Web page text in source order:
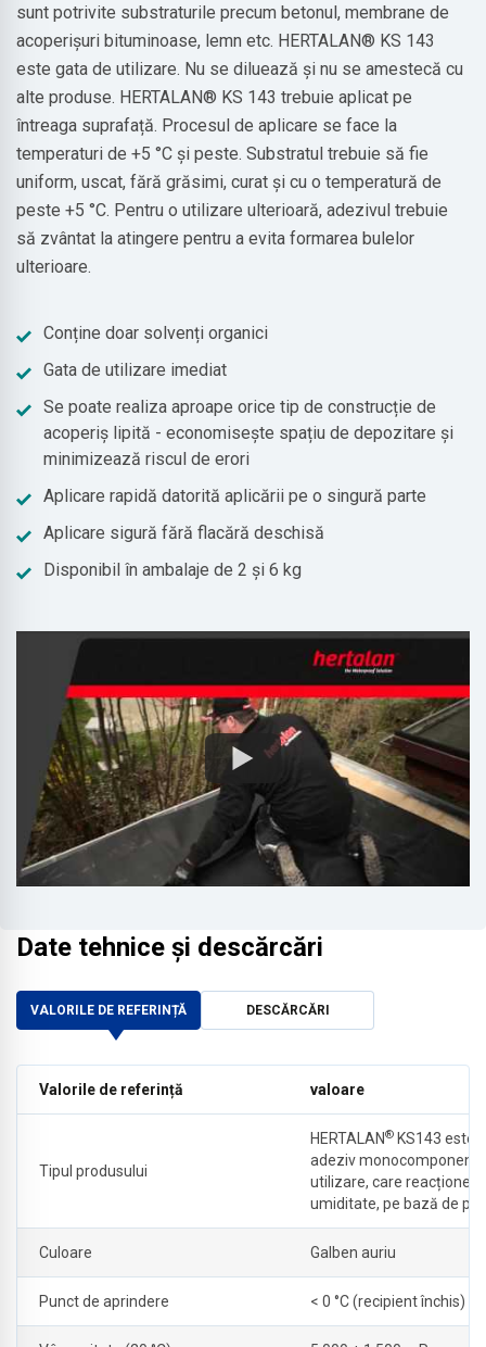
sunt potrivite substraturile precum betonul, membrane de
acoperișuri bituminoase, lemn etc. HERTALAN® KS 143
este gata de utilizare. Nu se diluează și nu se amestecă cu
alte produse. HERTALAN® KS 143 trebuie aplicat pe
întreaga suprafață. Procesul de aplicare se face la
temperaturi de +5 °C și peste. Substratul trebuie să fie
uniform, uscat, fără grăsimi, curat și cu o temperatură de
peste +5 °C. Pentru o utilizare ulterioară, adezivul trebuie
să zvântat la atingere pentru a evita formarea bulelor
ulterioare.
Conține doar solvenți organici
Gata de utilizare imediat
Se poate realiza aproape orice tip de construcție de
acoperiș lipită - economisește spațiu de depozitare și
minimizează riscul de erori
Aplicare rapidă datorită aplicării pe o singură parte
Aplicare sigură fără flacără deschisă
Disponibil în ambalaje de 2 și 6 kg
Date tehnice și descărcări
VALORILE DE REFERINȚĂ DESCĂRCĂRI
Valorile de referință valoare
Tipul produsului
HERTALAN® KS143 este
adeziv monocomponent,
utilizare, care
umiditate, pe bază de
Culoare Galben auriu
Punct de aprindere < 0 °C (recipient închis)